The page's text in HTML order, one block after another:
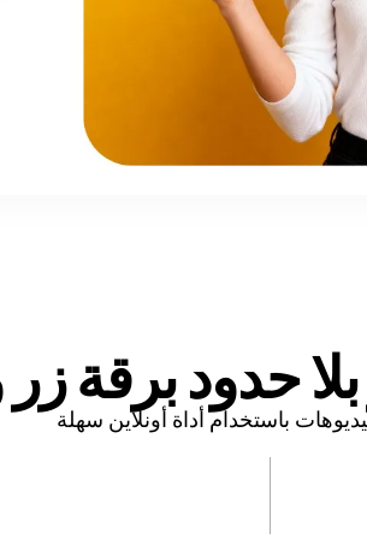
بلا حدود برقة
باستخدام أداة أونلاين سهلة